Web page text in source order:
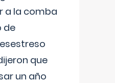
a la comba
de
que
un año